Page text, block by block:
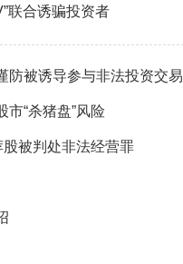
联合诱骗投资者
防被诱导参与非法投资交易
“杀猪盘”风险
股被判处非法经营罪